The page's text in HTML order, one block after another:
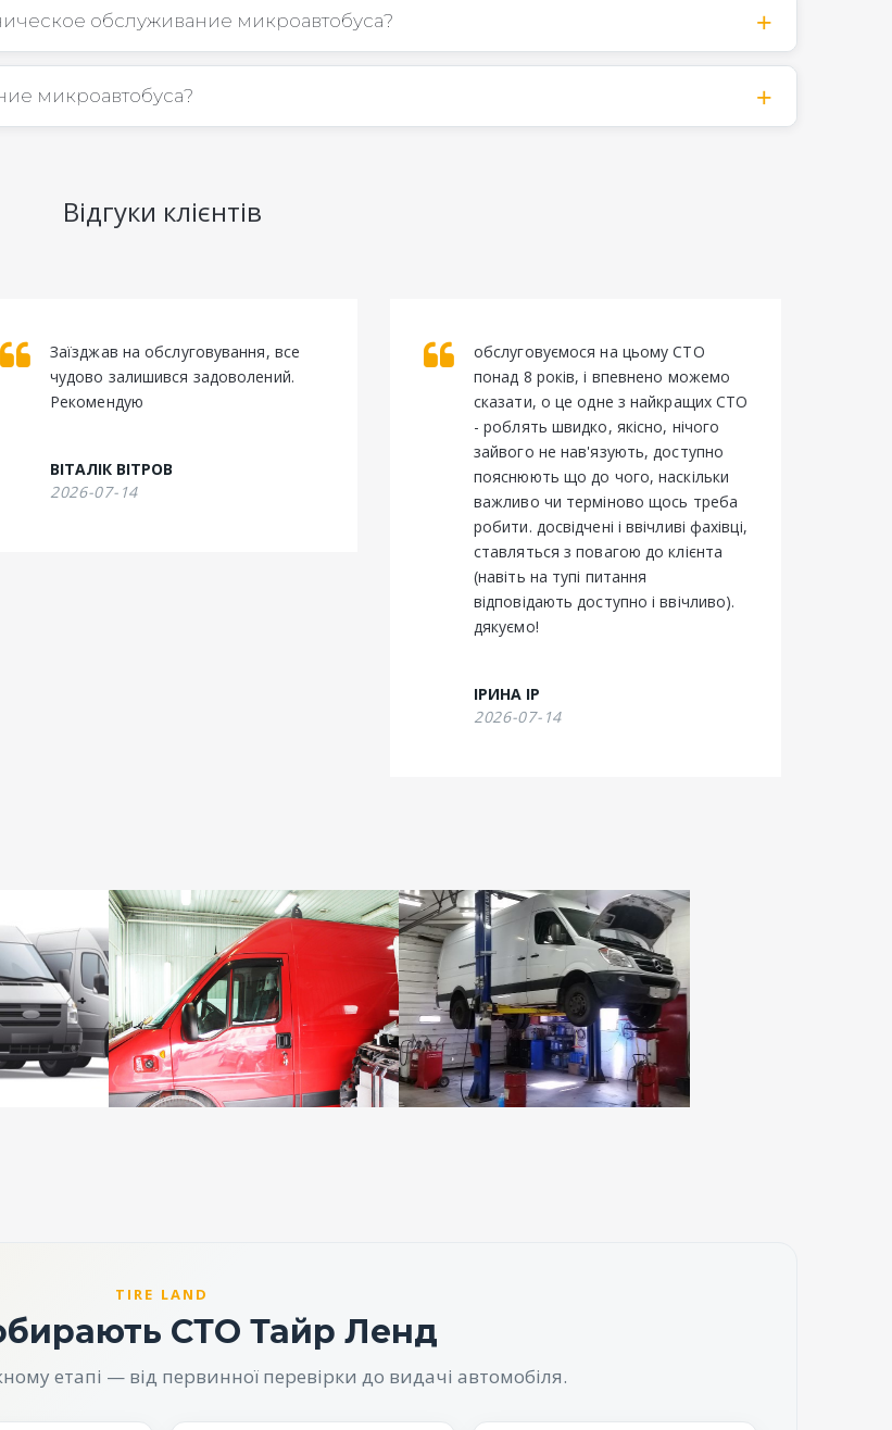
обслуживание микроавтобуса?
микроавтобуса?
Відгуки клієнтів
Заїзджав на обслуговування, все
чудово залишився задоволений.
Рекомендую
ВІТАЛІК ВІТРОВ
2026-07-14
обслуговуємося на цьому СТО
понад 8 років, і впевнено можемо
сказати, о це одне з найкращих СТО
- роблять швидко, якісно, нічого
зайвого не нав'язують, доступно
пояснюють що до чого, наскільки
важливо чи терміново щось треба
робити. досвідчені і ввічливі фахівці,
ставляться з повагою до клієнта
(навіть на тупі питання
відповідають доступно і ввічливо).
дякуємо!
ІРИНА ІР
2026-07-14
TIRE LAND
СТО Тайр Ленд
етапі — від первинної перевірки до видачі автомобіля.